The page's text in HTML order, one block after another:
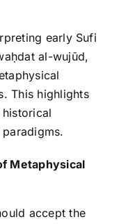
early Sufi
al-wujūd,
This highlights
Metaphysical
accept the